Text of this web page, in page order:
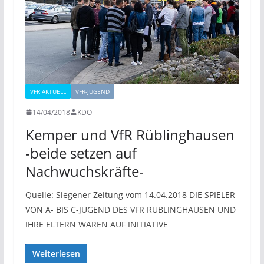
VFR AKTUELL VFR-JUGEND
14/04/2018 KDO
Kemper und VfR Rüblinghausen
-beide setzen auf
Nachwuchskräfte-
Quelle: Siegener Zeitung vom 14.04.2018 DIE SPIELER
VON A- BIS C-JUGEND DES VFR RÜBLINGHAUSEN UND
IHRE ELTERN WAREN AUF INITIATIVE
Weiterlesen